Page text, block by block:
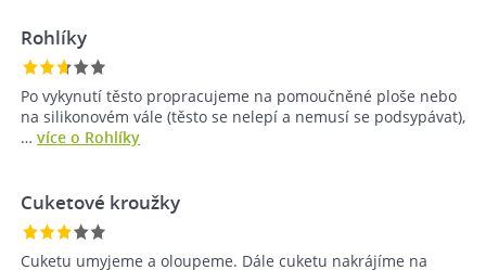
Rohlíky
Po vykynutí těsto propracujeme na pomoučněné ploše nebo
na silikonovém vále (těsto se nelepí a nemusí se podsypávat),
… více o Rohlíky
Cuketové kroužky
Cuketu umyjeme a oloupeme. Dále cuketu nakrájíme na